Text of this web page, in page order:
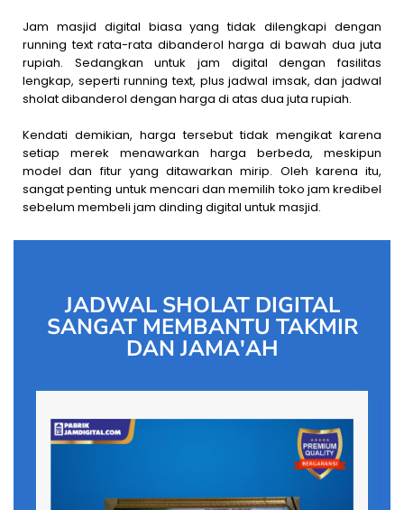
Jam masjid digital biasa yang tidak dilengkapi dengan
running text rata-rata dibanderol harga di bawah dua juta
rupiah. Sedangkan untuk jam digital dengan fasilitas
lengkap, seperti running text, plus jadwal imsak, dan jadwal
sholat dibanderol dengan harga di atas dua juta rupiah.
Kendati demikian, harga tersebut tidak mengikat karena
setiap merek menawarkan harga berbeda, meskipun
model dan fitur yang ditawarkan mirip. Oleh karena itu,
sangat penting untuk mencari dan memilih toko jam kredibel
sebelum membeli jam dinding digital untuk masjid.
JADWAL SHOLAT DIGITAL
SANGAT MEMBANTU TAKMIR
DAN JAMA'AH